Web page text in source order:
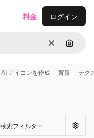
消去 画像で
料金 ログイン
AI アイコンを作成 背景 テク
検索フィルター